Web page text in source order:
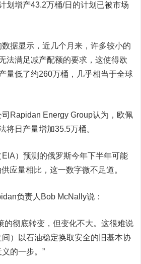
划增产43.2万桶/日的计划已被市场
显示，近几个月来，许多较小的
法满足减产配额的要求，这使得欧
量低了约260万桶，几乎相当于全球
Energy Group认为，欧佩
将日产量增加35.5万桶。
）预测的俄罗斯今年下半年可能
应量相比，这一数字微不足道。
负责人Bob McNally说：
彻底转变，但变化不大。这很难说
）以石油稳定换取安全的旧基本协
的一步。”